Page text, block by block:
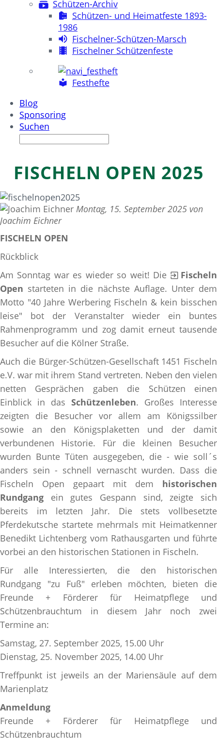
Schützen-Archiv
Schützen- und Heimatfeste 1893-
1986
Fischelner-Schützen-Marsch
Fischelner Schützenfeste
Festhefte
Blog
Sponsoring
Suchen
FISCHELN OPEN 2025
Montag, 15. September 2025 von
Joachim Eichner
FISCHELN OPEN
Rückblick
Am Sonntag war es wieder so weit! Die
Fischeln
Open starteten in die nächste Auflage. Unter dem
Motto "40 Jahre Werbering Fischeln & kein bisschen
leise" bot der Veranstalter wieder ein buntes
Rahmenprogramm und zog damit erneut tausende
Besucher auf die Kölner Straße.
Auch die Bürger-Schützen-Gesellschaft 1451 Fischeln
e.V. war mit ihrem Stand vertreten. Neben den vielen
netten Gesprächen gaben die Schützen einen
Einblick in das Schützenleben. Großes Interesse
zeigten die Besucher vor allem am Königssilber
sowie an den Königsplaketten und der damit
verbundenen Historie. Für die kleinen Besucher
wurden Bunte Tüten ausgegeben, die - wie soll´s
anders sein - schnell vernascht wurden. Dass die
Fischeln Open gepaart mit dem historischen
Rundgang ein gutes Gespann sind, zeigte sich
bereits im letzten Jahr. Die stets vollbesetzte
Pferdekutsche startete mehrmals mit Heimatkenner
Benedikt Lichtenberg vom Rathausgarten und führte
vorbei an den historischen Stationen in Fischeln.
Für alle Interessierten, die den historischen
Rundgang "zu Fuß" erleben möchten, bieten die
Freunde + Förderer für Heimatpflege und
Schützenbrauchtum in diesem Jahr noch zwei
Termine an:
Samstag, 27. September 2025, 15.00 Uhr
Dienstag, 25. November 2025, 14.00 Uhr
Treffpunkt ist jeweils an der Mariensäule auf dem
Marienplatz
Anmeldung
Freunde + Förderer für Heimatpflege und
Schützenbrauchtum